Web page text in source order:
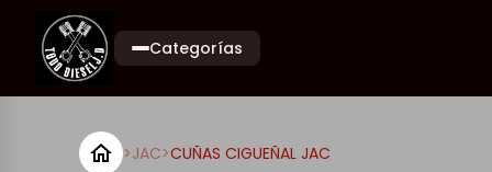
Categorías
>JAC>CUÑAS CIGUEÑAL JAC